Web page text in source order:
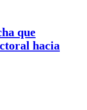
que
hacia